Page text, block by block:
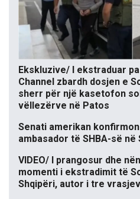
Ekskluzive/ I ekstraduar
Channel zbardh dosjen e
sherr për një kasetofon
vëllezërve në Patos
Senati amerikan konfirmon
ambasador të SHBA-së në
VIDEO/ I prangosur dhe
momenti i ekstradimit të
Shqipëri, autor i tre